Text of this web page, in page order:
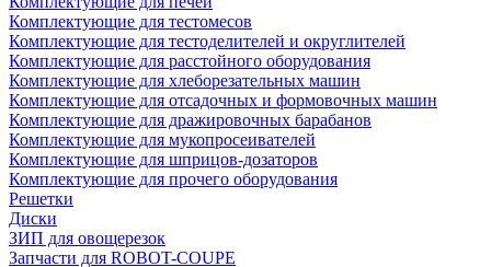
Комплектующие для тестомесов
Комплектующие для тестоделителей и округлителей
Комплектующие для расстойного оборудования
Комплектующие для хлеборезательных машин
Комплектующие для отсадочных и формовочных машин
Комплектующие для дражировочных барабанов
Комплектующие для мукопросеивателей
Комплектующие для шприцов-дозаторов
Комплектующие для прочего оборудования
Решетки
Диски
ЗИП для овощерезок
Запчасти для ROBOT-COUPE